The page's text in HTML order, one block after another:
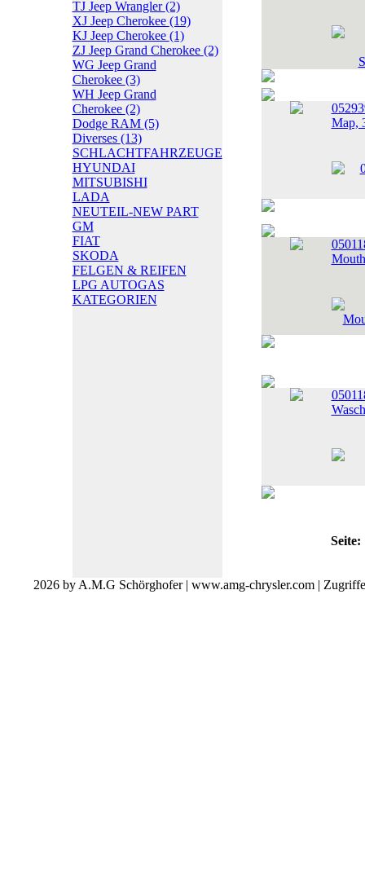
TJ Jeep Wrangler(2)
XJ Jeep Cherokee (19)
KJ Jeep Cherokee (1)
ZJ Jeep Grand Cherokee (2)
WG Jeep Grand
Cherokee (3)
WH Jeep Grand
Cherokee (2)
Dodge RAM (5)
Diverses (13)
SCHLACHTFAHRZEUGE
HYUNDAI
MITSUBISHI
LADA
NEUTEIL-NEW PART
GM
FIAT
SKODA
FELGEN & REIFEN
LPG AUTOGAS
KATEGORIEN
Map,
Seite:
2026 by A.M.G Schörghofer | www.amg-chrysler.com |